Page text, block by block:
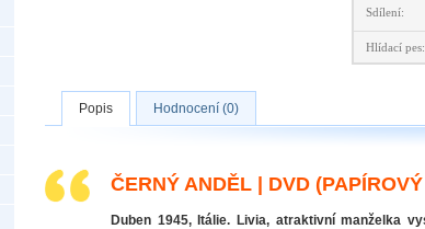
Sdílení:
Hlídací pes:
Popis Hodnocení (0)
ČERNÝ ANDĚL | DVD
Duben 1945, Itálie. Livia, atraktivní manželka